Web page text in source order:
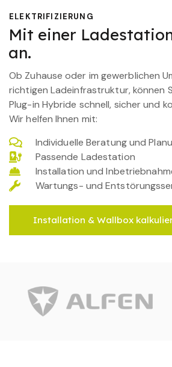
ELEKTRIFIZIERUNG
Mit einer
an.
Ob Zuhause oder im gewerblichen
richtigen Ladeinfrastruktur, können
Plug-in Hybride schnell, sicher und
Wir helfen Ihnen mit:
Individuelle Beratung und
Passende Ladestation
Installation und
Wartungs- und
Installation & Wallbox